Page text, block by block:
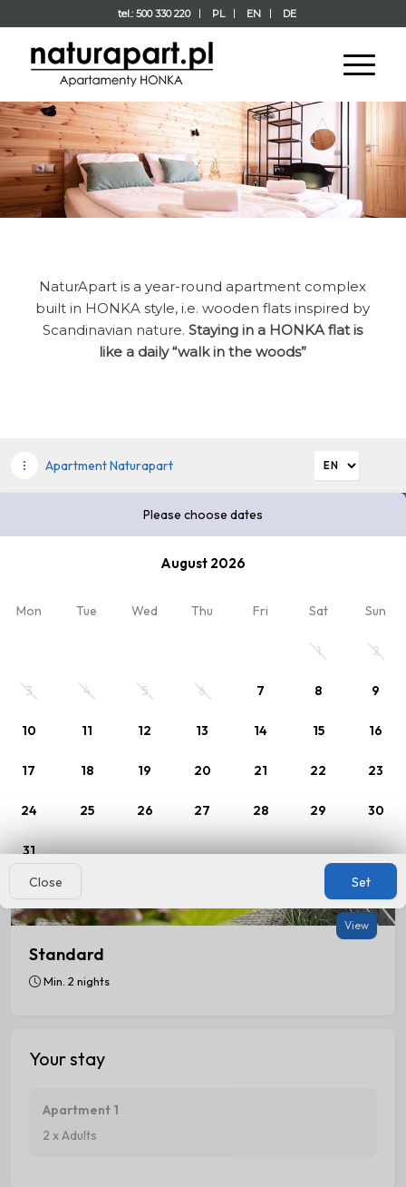
tel.: 500 330 220 PL EN DE
NaturApart is a year-round apartment complex
built in HONKA style, i.e. wooden flats inspired by
Scandinavian nature.Staying in a HONKA flat is
like a daily “walk in the woods”